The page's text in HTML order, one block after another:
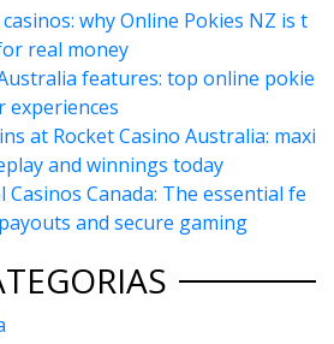
why Online Pokies NZ is t
real money
features: top online pokie
experiences
at Rocket Casino Australia: maxi
and winnings today
Casinos Canada: The essential fe
and secure gaming